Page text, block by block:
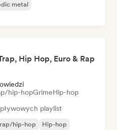
metal
Hip Hop, Euro & Rap
hip-hopGrimeHip-hop
playlist
hip-hop Hip-hop